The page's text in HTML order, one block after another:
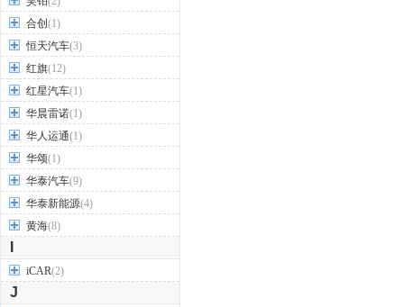
合创 (1)
恒天汽车(3)
红旗(12)
红星汽车(1)
华晨雷诺(1)
华人运通(1)
华颂(1)
华泰汽车(9)
华泰新能源(4)
黄海(8)
iCAR(2)
J